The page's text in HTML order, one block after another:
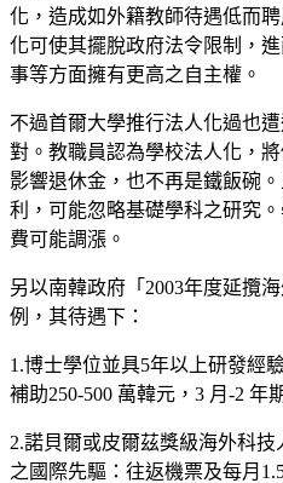
化，造成如外籍教師待遇低而
化可使其擺脫政府法令限制，
事等方面擁有更高之自主權。
不過首爾大學推行法人化過也
對。教職員認為學校法人化，
影響退休金，也不再是鐵飯碗
利，可能忽略基礎學科之研究
費可能調漲。
另以南韓政府「2003年度延攬
例，其待遇下：
1.博士學位並具5年以上研發經
補助250-500 萬韓元，3 月-2 年
2.諾貝爾或皮爾茲獎級海外科
之國際先驅：往返機票及每月